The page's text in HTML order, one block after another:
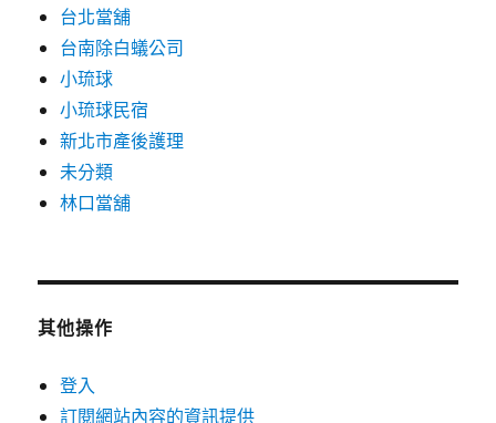
台北當舖
台南除白蟻公司
小琉球
小琉球民宿
新北市產後護理
未分類
林口當舖
其他操作
登入
訂閱網站內容的資訊提供